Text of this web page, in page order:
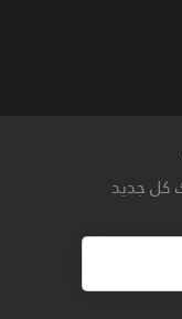
كل جديد